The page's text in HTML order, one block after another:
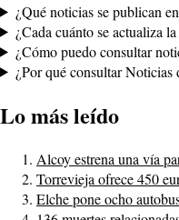
¿Qué noticias se publican
¿Cada cuánto se actualiza
¿Cómo puedo consultar
¿Por qué consultar Noticias
Lo más leído
Alcoy estrena una vía
Torrevieja ofrece 450
Elche pone ocho